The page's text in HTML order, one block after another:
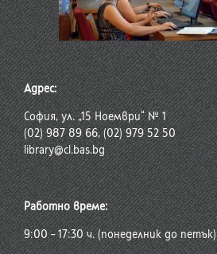
Адрес:
София, ул. „15 Ноември“ № 1
(02) 987 89 66, (02) 979 52 50
library@cl.bas.bg
Работно време:
9:00 – 17:30 ч. (понеделник до петък)